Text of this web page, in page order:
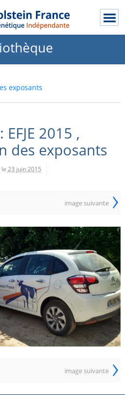
exposants
2015 ,
des exposants
le 23 juin 2015
image suivante ›
image suivante ›